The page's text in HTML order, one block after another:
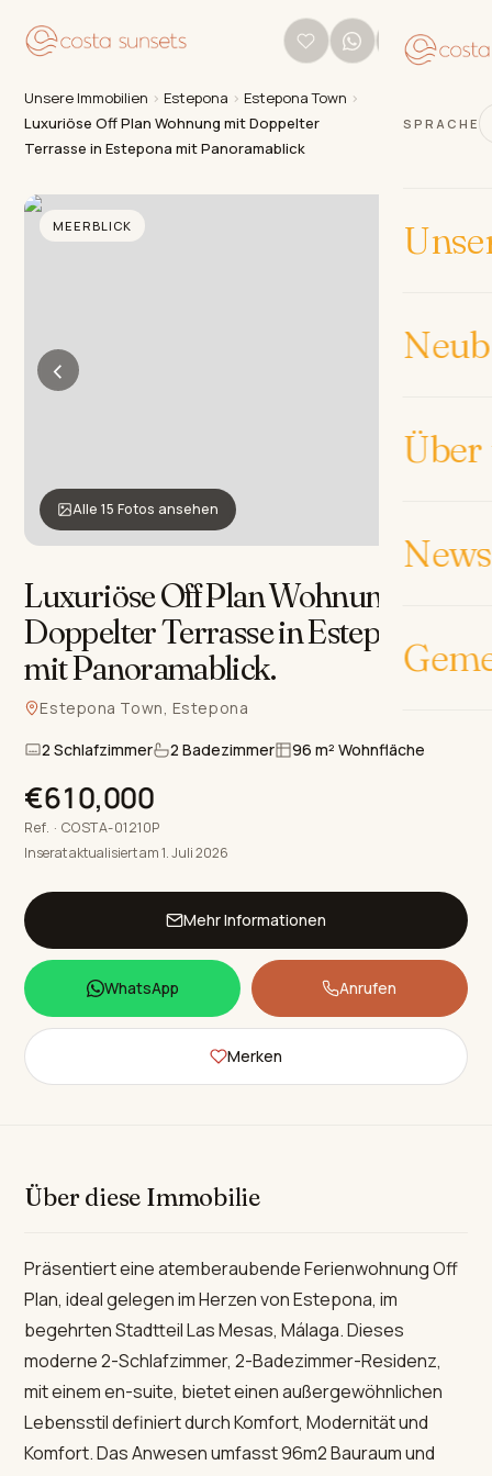
SPRACHE
Über
Unsere Immobilien › Estepona › Estepona Town ›
Luxuriöse Off Plan Wohnung mit Doppelter
Terrasse in Estepona mit Panoramablick
MEERBLICK
‹ ›
Alle 15 Fotos ansehen
Luxuriöse Off Plan Wohnung mit
Doppelter Terrasse in Estepona
mit Panoramablick.
Estepona Town, Estepona
2 Schlafzimmer
2 Badezimmer 96 m² Wohnfläche
€610,000
Ref. · COSTA-01210P
Inserat aktualisiert am 1. Juli 2026
Mehr Informationen
WhatsApp Anrufen
Merken
Über diese Immobilie
Präsentiert eine atemberaubende Ferienwohnung Off
Plan, ideal gelegen im Herzen von Estepona, im
begehrten Stadtteil Las Mesas, Málaga. Dieses
moderne 2-Schlafzimmer, 2-Badezimmer-Residenz,
mit einem en-suite, bietet einen außergewöhnlichen
Lebensstil definiert durch Komfort, Modernität und
Komfort. Das Anwesen umfasst 96m2 Bauraum und